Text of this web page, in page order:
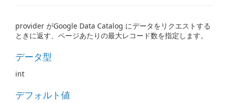
provider がGoogle Data Catalog にデータをリクエストする
ときに返す、ページあたりの最大レコード数を指定します。
データ型
int
デフォルト値